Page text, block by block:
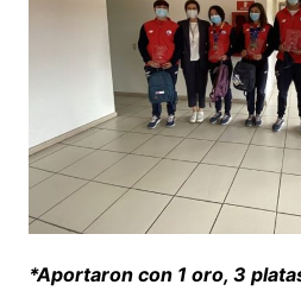
*Aportaron con 1 oro, 3